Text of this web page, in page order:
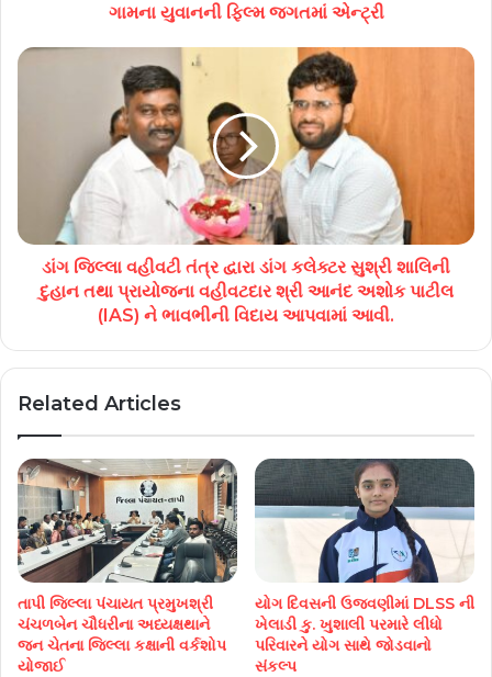
ગામના યુવાનની ફિલ્મ જગતમાં એન્ટ્રી
ડાંગ જિલ્લા વહીવટી તંત્ર દ્વારા ડાંગ કલેક્ટર સુશ્રી શાલિની
દુહાન તથા પ્રાયોજના વહીવટદાર શ્રી આનંદ અશોક પાટીલ
(IAS) ને ભાવભીની વિદાય આપવામાં આવી.
Related Articles
તાપી જિલ્લા પંચાયત પ્રમુખશ્રી
ચંચળબેન ચૌધરીના અધ્યક્ષથાને
જન ચેતના જિલ્લા કક્ષાની વર્કશોપ
યોજાઈ
યોગ દિવસની ઉજવણીમાં DLSS ની
ખેલાડી કુ. ખુશાલી પરમારે લીધો
પરિવારને યોગ સાથે જોડવાનો
સંકલ્પ